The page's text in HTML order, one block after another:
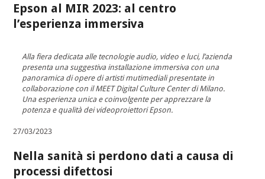
Epson al MIR 2023: al centro
l’esperienza immersiva
Alla fiera dedicata alle tecnologie audio, video e luci, l’azienda
presenta una suggestiva installazione immersiva con una
panoramica di opere di artisti mutimediali presentate in
collaborazione con il MEET Digital Culture Center di Milano.
Una esperienza unica e coinvolgente per apprezzare la
potenza e qualità dei videoproiettori Epson.
27/03/2023
Nella sanità si perdono dati a causa di
processi difettosi